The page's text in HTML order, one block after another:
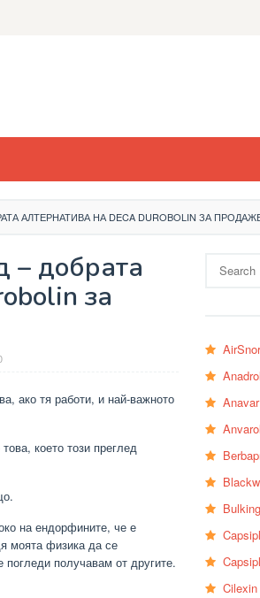
АЛТЕРНАТИВА НА DECA DUROBOLIN ЗА
– добрата
за
ако тя работи, и най-важното
което този преглед
на ендорфините, че е
моята физика да се
получавам от другите.
for:
Anavar
Anvarol
Bulking
Cilexin